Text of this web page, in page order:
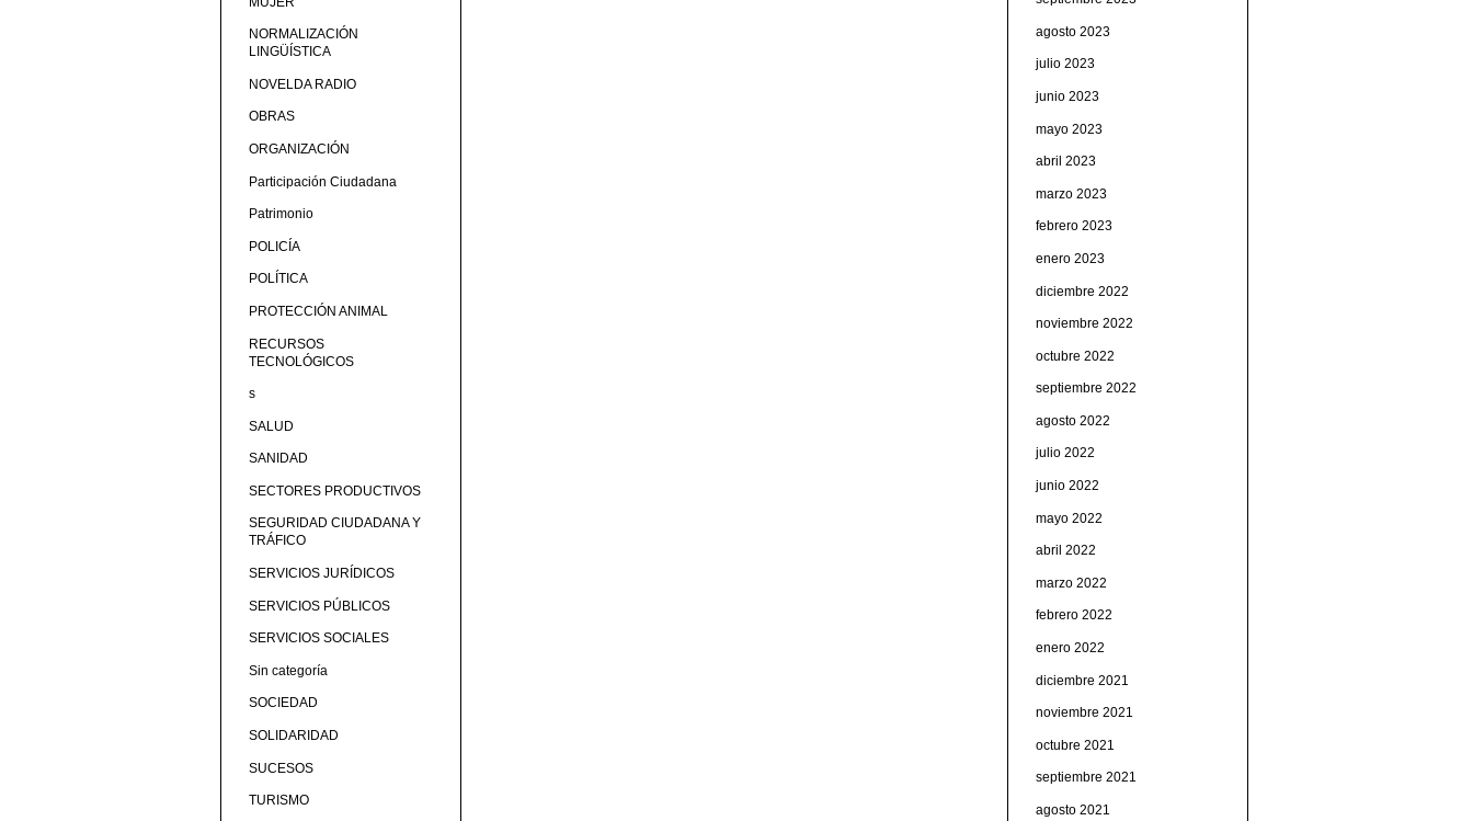
NORMALIZACIÓN
LINGÜÍSTICA
NOVELDA RADIO
OBRAS
ORGANIZACIÓN
Participación Ciudadana
Patrimonio
POLICÍA
POLÍTICA
PROTECCIÓN ANIMAL
RECURSOS
TECNOLÓGICOS
s
SALUD
SANIDAD
SECTORES PRODUCTIVOS
SEGURIDAD CIUDADANA Y
TRÁFICO
SERVICIOS JURÍDICOS
SERVICIOS PÚBLICOS
SERVICIOS SOCIALES
Sin categoría
SOCIEDAD
SOLIDARIDAD
SUCESOS
TURISMO
agosto 2023
julio 2023
junio 2023
mayo 2023
abril 2023
marzo 2023
febrero 2023
enero 2023
diciembre 2022
noviembre 2022
octubre 2022
septiembre 2022
agosto 2022
julio 2022
junio 2022
mayo 2022
abril 2022
marzo 2022
febrero 2022
enero 2022
diciembre 2021
noviembre 2021
octubre 2021
septiembre 2021
agosto 2021